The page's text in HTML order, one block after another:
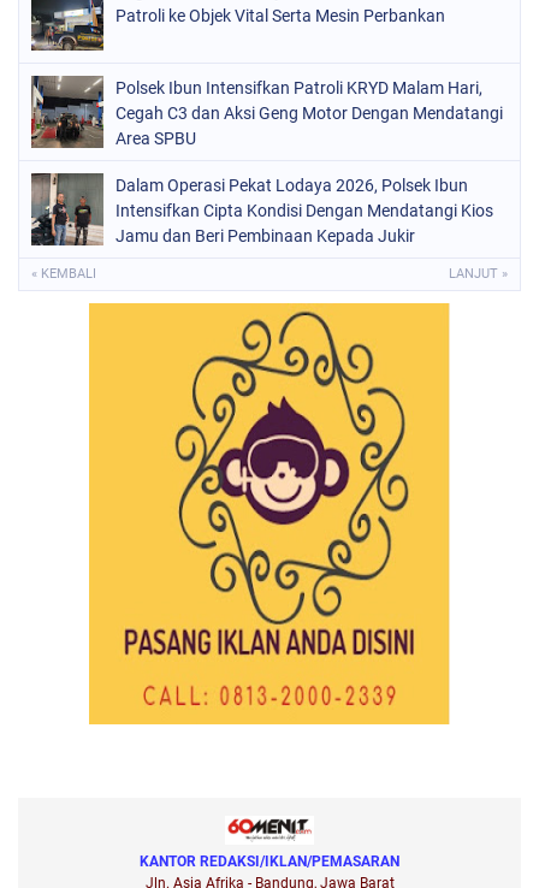
Patroli ke Objek Vital Serta Mesin Perbankan
Polsek Ibun Intensifkan Patroli KRYD Malam Hari,
Cegah C3 dan Aksi Geng Motor Dengan Mendatangi
Area SPBU
Dalam Operasi Pekat Lodaya 2026, Polsek Ibun
Intensifkan Cipta Kondisi Dengan Mendatangi Kios
Jamu dan Beri Pembinaan Kepada Jukir
« KEMBALI LANJUT »
KANTOR REDAKSI/IKLAN/PEMASARAN
Jln. Asia Afrika - Bandung, Jawa Barat